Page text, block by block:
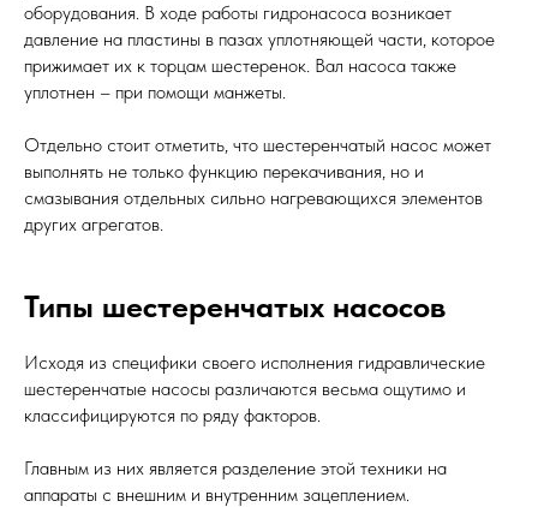
оборудования. В ходе работы гидронасоса возникает
давление на пластины в пазах уплотняющей части, которое
прижимает их к торцам шестеренок. Вал насоса также
уплотнен – при помощи манжеты.
Отдельно стоит отметить, что шестеренчатый насос может
выполнять не только функцию перекачивания, но и
смазывания отдельных сильно нагревающихся элементов
других агрегатов.
Типы шестеренчатых насосов
Исходя из специфики своего исполнения гидравлические
шестеренчатые насосы различаются весьма ощутимо и
классифицируются по ряду факторов.
Главным из них является разделение этой техники на
аппараты с внешним и внутренним зацеплением.